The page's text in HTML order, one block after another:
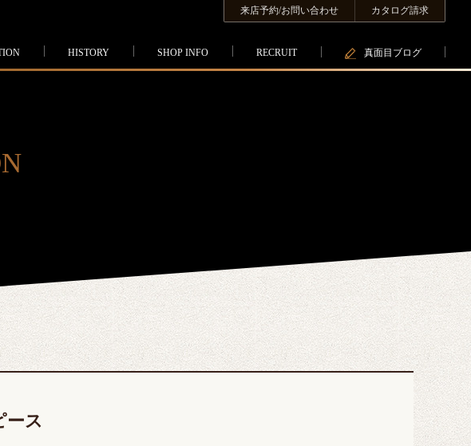
来店予約/お問い合わせ カタログ請求
HISTORY SHOP INFO RECRUIT 真面目ブログ
ース